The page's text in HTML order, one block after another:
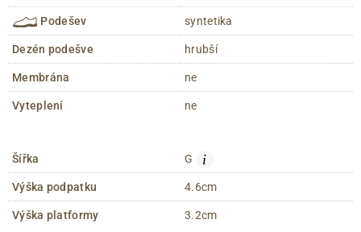
Podešev syntetika
Dezén podešve hrubší
Membrána ne
Vyteplení ne
Šířka G i
Výška podpatku 4.6cm
Výška platformy 3.2cm